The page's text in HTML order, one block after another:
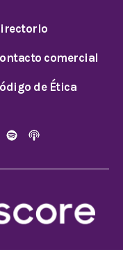
comercial
de Ética